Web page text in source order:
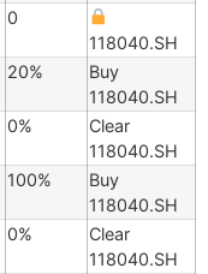
0
118040.SH
20%
Buy
118040.SH
0%
Clear
118040.SH
100%
Buy
118040.SH
0%
Clear
118040.SH